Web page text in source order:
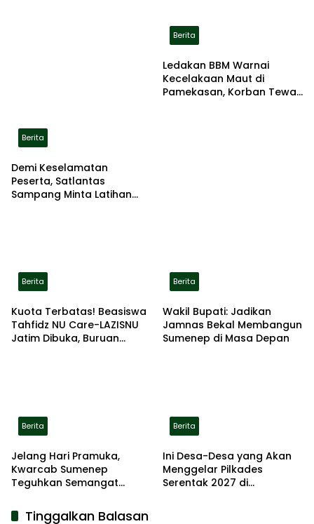
Berita
Demi Keselamatan
Peserta, Satlantas
Sampang Minta Latihan
Berita
Ledakan BBM Warnai
Kecelakaan Maut di
Pamekasan, Korban Tewas
Berita
Kuota Terbatas! Beasiswa
Tahfidz NU Care-LAZISNU
Jatim Dibuka, Buruan
Berita
Wakil Bupati: Jadikan
Jamnas Bekal Membangun
Sumenep di Masa Depan
Berita
Jelang Hari Pramuka,
Kwarcab Sumenep
Teguhkan Semangat
Pahlawan
Berita
Ini Desa-Desa yang Akan
Menggelar Pilkades
Serentak 2027 di
Tinggalkan Balasan